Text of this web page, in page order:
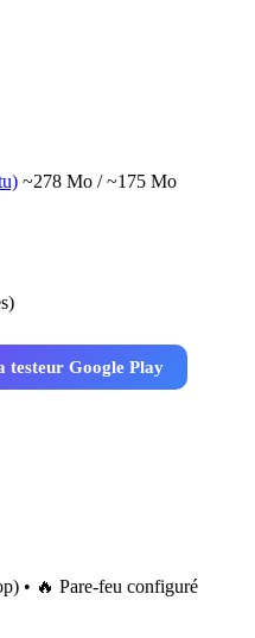
~278 Mo / ~175 Mo
testeur Google Play
• 🔥 Pare-feu configuré